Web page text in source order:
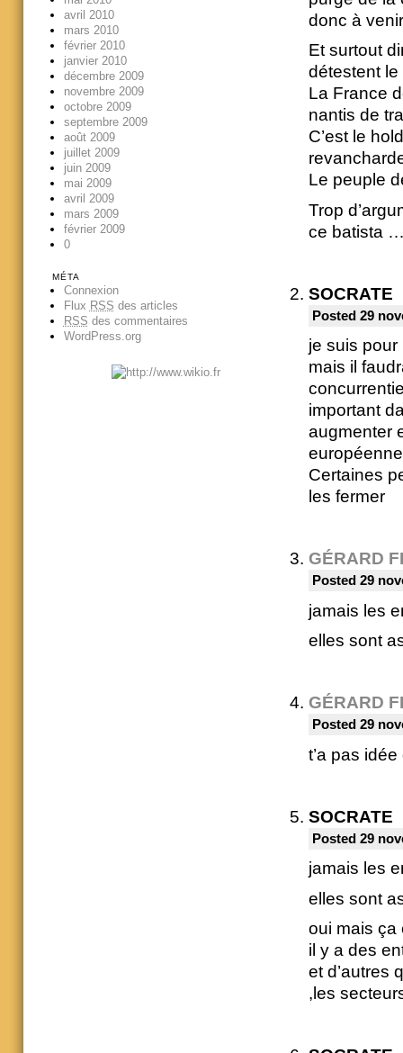
donc à
Et surtout
détestent
La France
nantis de
C’est le
Le peuple
Trop
ce batista
SOCRATE
Posted 29
je suis
mais il
important
augmenter
Certaines
les fermer
GÉRARD
Posted 29
jamais les
elles sont
GÉRARD
Posted 29
t’a pas
SOCRATE
Posted 29
jamais les
elles sont
oui mais ça
il y a des
et d’autres
,les
avril 2010
mars 2010
février 2010
janvier 2010
décembre 2009
novembre 2009
octobre 2009
septembre 2009
août 2009
juillet 2009
juin 2009
mai 2009
avril 2009
mars 2009
février 2009
0
MÉTA
Connexion
Flux RSS des articles
RSS des commentaires
WordPress.org